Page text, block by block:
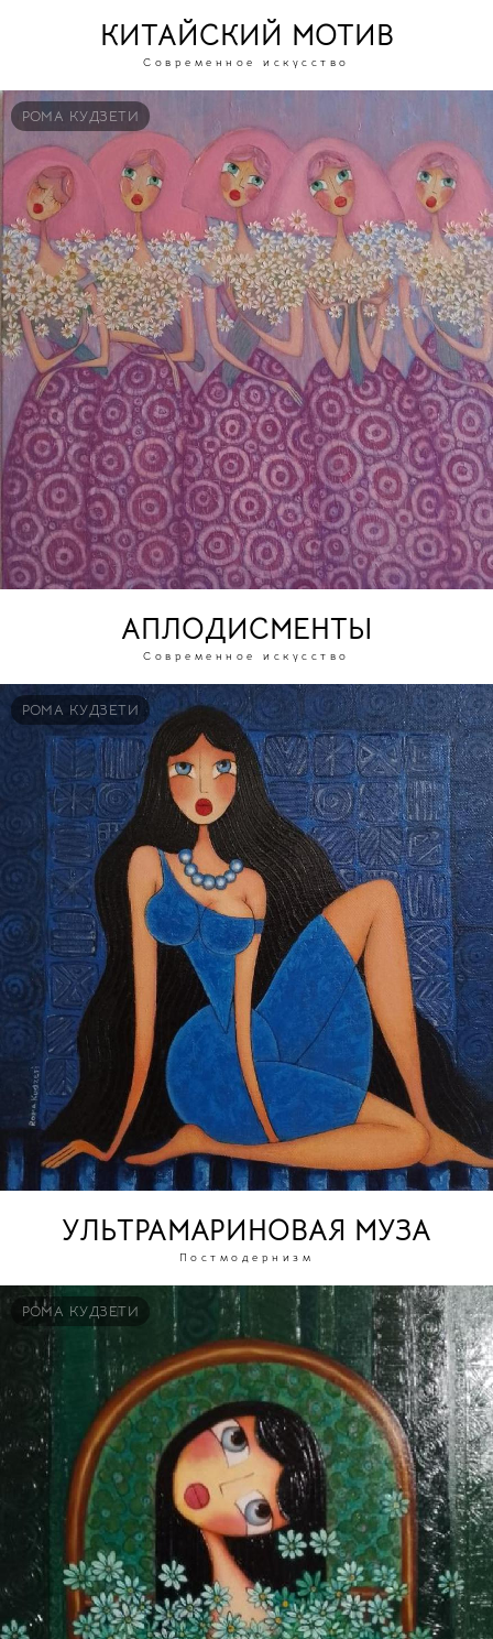
КИТАЙСКИЙ МОТИВ
Современное искусство
РОМА КУДЗЕТИ
АПЛОДИСМЕНТЫ
Современное искусство
РОМА КУДЗЕТИ
УЛЬТРАМАРИНОВАЯ МУЗА
Постмодернизм
РОМА КУДЗЕТИ